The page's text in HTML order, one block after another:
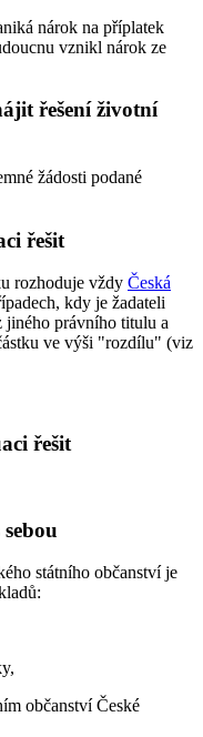
nárok na příplatek
vznikl nárok ze
řešení životní
žádosti podané
řešit
rozhoduje vždy Česká
kdy je žadateli
jiného právního titulu a
ve výši "rozdílu" (viz
řešit
státního občanství je
občanství České